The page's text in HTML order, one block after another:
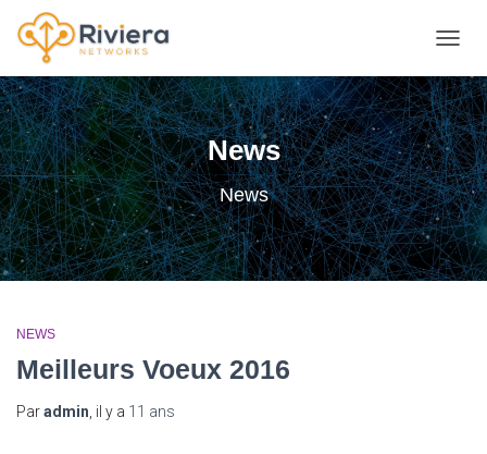
News
News
NEWS
Meilleurs Voeux 2016
Paradmin , il y a 11 ans